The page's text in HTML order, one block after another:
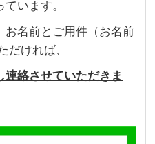
います。
お名前とご用件（お名前
だければ、
絡させていただきま